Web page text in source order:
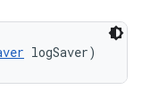
logSaver)